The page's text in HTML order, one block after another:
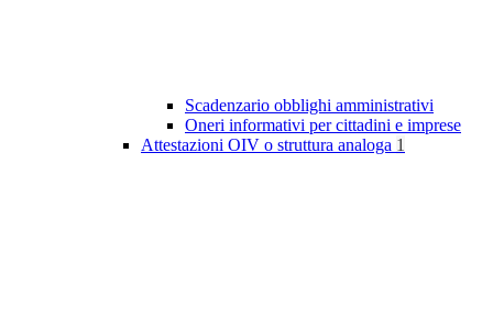
Scadenzario obblighi amministrativi
Oneri informativi per cittadini e imprese
Attestazioni OIV o struttura analoga 1